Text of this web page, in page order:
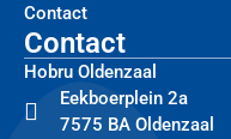
Contact
Contact
Hobru Oldenzaal
Eekboerplein 2a
7575 BA Oldenzaal